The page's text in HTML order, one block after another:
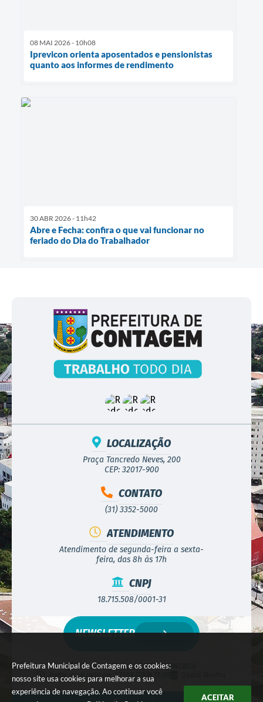
Prefeitura Municipal de Contagem e os cookies:
nosso site usa cookies para melhorar a sua
experiência de navegação. Ao continuar você
ACEITAR
08 MAI 2026 - 10h08
Iprevicon orienta aposentados e pensionistas
quanto aos informes de rendimento
30 ABR 2026 - 11h42
Abre e Fecha: confira o que vai funcionar no
feriado do Dia do Trabalhador
LOCALIZAÇÃO
Praça Tancredo Neves, 200
CEP: 32017-900
CONTATO
(31) 3352-5000
ATENDIMENTO
Atendimento de segunda-feira a sexta-
feira, das 8h às 17h
CNPJ
18.715.508/0001-31
Versão do Sistema:3.5.3 - 19/06/2026
Portal atualizado em:
07/08/2026 17:05
NEWSLETTER